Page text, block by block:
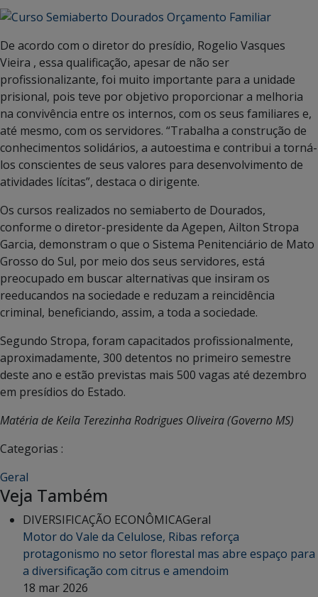
De acordo com o diretor do presídio, Rogelio Vasques
Vieira , essa qualificação, apesar de não ser
profissionalizante, foi muito importante para a unidade
prisional, pois teve por objetivo proporcionar a melhoria
na convivência entre os internos, com os seus familiares e,
até mesmo, com os servidores. “Trabalha a construção de
conhecimentos solidários, a autoestima e contribui a torná-
los conscientes de seus valores para desenvolvimento de
atividades lícitas”, destaca o dirigente.
Os cursos realizados no semiaberto de Dourados,
conforme o diretor-presidente da Agepen, Ailton Stropa
Garcia, demonstram o que o Sistema Penitenciário de Mato
Grosso do Sul, por meio dos seus servidores, está
preocupado em buscar alternativas que insiram os
reeducandos na sociedade e reduzam a reincidência
criminal, beneficiando, assim, a toda a sociedade.
Segundo Stropa, foram capacitados profissionalmente,
aproximadamente, 300 detentos no primeiro semestre
deste ano e estão previstas mais 500 vagas até dezembro
em presídios do Estado.
Matéria de Keila Terezinha Rodrigues Oliveira (Governo MS)
Categorias :
Geral
Veja Também
DIVERSIFICAÇÃO ECONÔMICAGeral
Motor do Vale da Celulose, Ribas reforça
protagonismo no setor florestal mas abre espaço para
a diversificação com citrus e amendoim
18 mar 2026